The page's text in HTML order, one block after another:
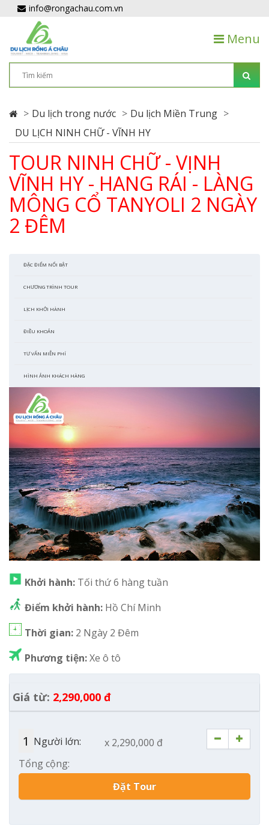
info@rongachau.com.vn
Menu
Du lịch trong nước
Du lịch Miền Trung
DU LỊCH NINH CHỮ - VĨNH HY
TOUR NINH CHỮ - VỊNH
VĨNH HY - HANG RÁI - LÀNG
MÔNG CỔ TANYOLI 2 NGÀY
2 ĐÊM
Khởi hành:Tối thứ 6 hàng tuần
Điểm khởi hành: Hồ Chí Minh
Thời gian: 2 Ngày 2 Đêm
Phương tiện:Xe ô tô
Giá từ: 2,290,000 đ
Người lớn:
x 2,290,000 đ
Tổng cộng:
Đặt Tour
ĐẶC ĐIỂM NỔI BẬT
CHƯƠNG TRÌNH TOUR
LỊCH KHỞI HÀNH
ĐIỀU KHOẢN
TƯ VẤN MIỄN PHÍ
HÌNH ẢNH KHÁCH HÀNG